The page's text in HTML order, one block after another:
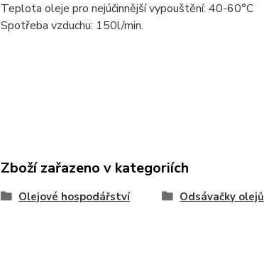
Teplota oleje pro nejúčinnější vypouštění: 40-60°C
Spotřeba vzduchu: 150l/min.
Zboží zařazeno v kategoriích
Olejové hospodářství Odsávačky olejů